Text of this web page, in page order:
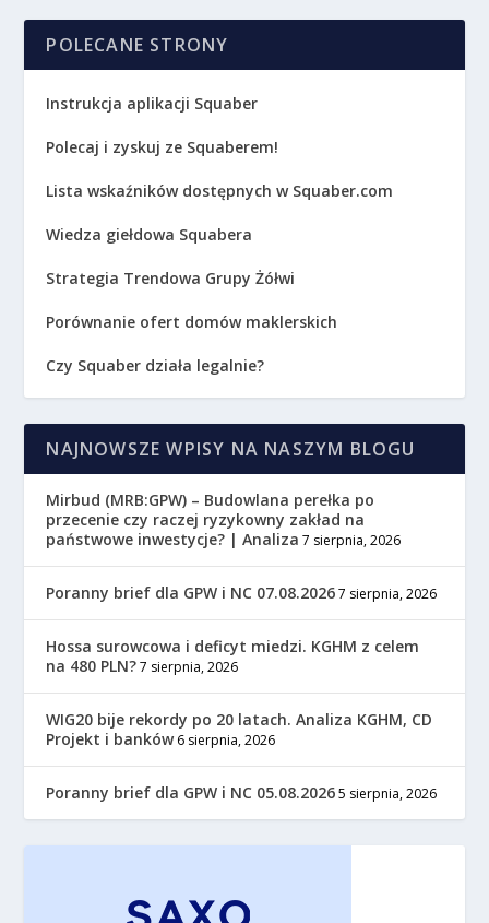
POLECANE STRONY
Instrukcja aplikacji Squaber
Polecaj i zyskuj ze Squaberem!
Lista wskaźników dostępnych w Squaber.com
Wiedza giełdowa Squabera
Strategia Trendowa Grupy Żółwi
Porównanie ofert domów maklerskich
Czy Squaber działa legalnie?
NAJNOWSZE WPISY NA NASZYM BLOGU
Mirbud (MRB:GPW) – Budowlana perełka po
przecenie czy raczej ryzykowny zakład na
państwowe inwestycje? | Analiza 7 sierpnia, 2026
Poranny brief dla GPW i NC 07.08.2026 7 sierpnia, 2026
Hossa surowcowa i deficyt miedzi. KGHM z celem
na 480 PLN? 7 sierpnia, 2026
WIG20 bije rekordy po 20 latach. Analiza KGHM, CD
Projekt i banków 6 sierpnia, 2026
Poranny brief dla GPW i NC 05.08.2026 5 sierpnia, 2026